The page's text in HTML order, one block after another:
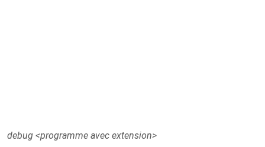
debug <programme avec extension>